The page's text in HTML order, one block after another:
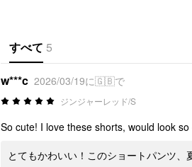
すべて 5
w***c 2026/03/19に🇬🇧で
ジンジャーレッド/S
So cute! I love these shorts, would look
とてもかわいい！このショートパンツ、